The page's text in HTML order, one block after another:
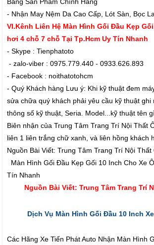
Bằng Sản Phẩm Chính Hãng
- Nhận May Nệm Da Cao Cấp, Lót Sàn, Bọc
VI.Kênh Liên Hệ Màn Hình Gối Đầu Kẹp
hơi 4 chỗ 7 chỗ Tại Tp.Hcm Uy Tín Nhanh
- Skype : Tienphatoto
- zalo-viber : 0975.779.440 - 0933.626.893
- Facebook : noithatotohcm
- Quý Khách hàng Lưu ý: Khi kỹ thuật đem
sửa chữa quý khách phải yêu cầu kỹ thuật ghi
thông số kỹ thuật, Seria. Model...kỹ thuật tên
Biên nhận của Trung Tâm Trang Trí Nội Thất
liên 1 liên trắng chữ xanh, và liên hồng khách
Nguồn Bài Viết: Trung Tâm Trang Trí Nội Thất
Màn Hình Gối Đầu Kẹp Gối 10 Inch Cho Xe
Tín Nhanh
Nguồn Bài Viết: Trung Tâm Trang Trí
Dịch Vụ Màn Hình Gối Đầu 10 Inch
Các Hãng Xe Tiến Phát Auto Nhận Màn Hình